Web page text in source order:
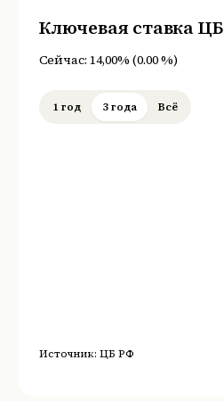
Ключевая ставка ЦБ
Сейчас: 14,00% (0.00%)
1 год 3 года Всё
Источник: ЦБ РФ